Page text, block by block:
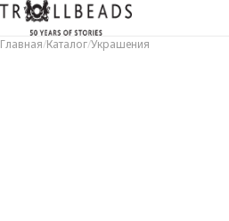
Главная/Каталог/Украшения